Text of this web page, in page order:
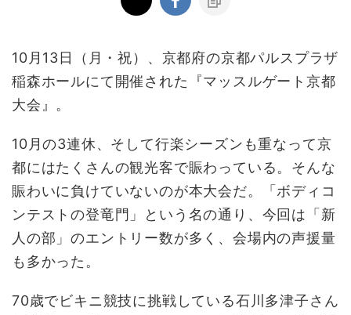
10月13日（月・祝）、京都府の京都パルスプラザ
稲森ホールにて開催された『マッスルゲート京都
大会』。
10月の3連休、そして行楽シーズンも重なって京
都にはたくさんの観光客で賑わっている。そんな
賑わいに負けていないのが本大会だ。「ボディコ
ンテストの登竜門」という名の通り、今回は「新
人の部」のエントリー数が多く、会場内の声援量
も多かった。
70歳でビキニ競技に挑戦している石川多津子さん